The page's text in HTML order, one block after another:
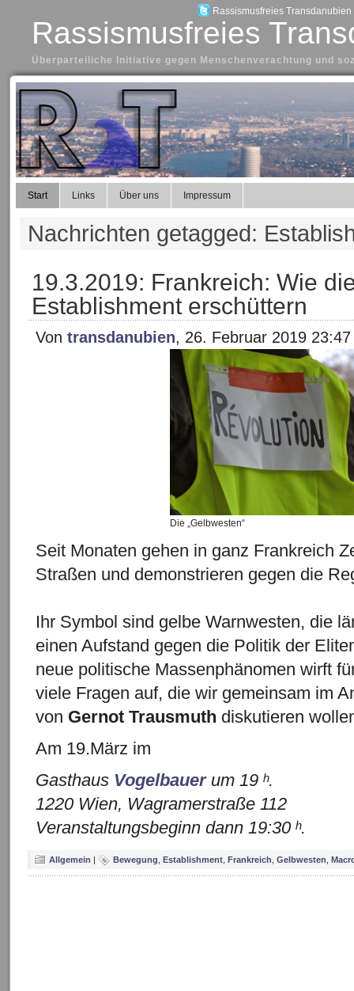
Rassismusfreies Transdanubien
Rassismusfreies
Überparteiliche Initiative gegen Menschenverachtung und
Start Links Über uns Impressum
Nachrichten getagged:
19.3.2019: Frankreich: Wie
Establishment erschüttern
Von transdanubien, 26. Februar 2019 23:47
Die „Gelbwesten“
Seit Monaten gehen in ganz Frankreich
Straßen und demonstrieren gegen die
Ihr Symbol sind gelbe Warnwesten, die
einen Aufstand gegen die Politik der
neue politische Massenphänomen wirft
viele Fragen auf, die wir gemeinsam im
von Gernot Trausmuth diskutieren
Am 19.März im
Gasthaus Vogelbauerum 19 ʰ.
1220 Wien, Wagramerstraße 112
Veranstaltungsbeginn dann 19:30 ʰ.
Allgemein | Bewegung Establishment Frankreich Gelbwesten